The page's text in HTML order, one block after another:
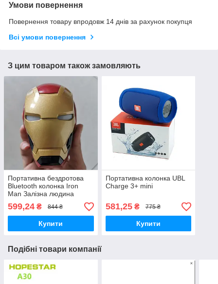
Умови повернення
Повернення товару впродовж 14 днів за рахунок покупця
Всі умови повернення
З цим товаром також замовляють
Портативна бездротова
Bluetooth колонка Iron
Man Залізна людина
micro-USB SD/microSD/TF
Card
599,24 ₴ 844 ₴
Купити
Портативна колонка UBL
Charge 3+ mini
581,25₴ 775 ₴
Купити
Подібні товари компанії